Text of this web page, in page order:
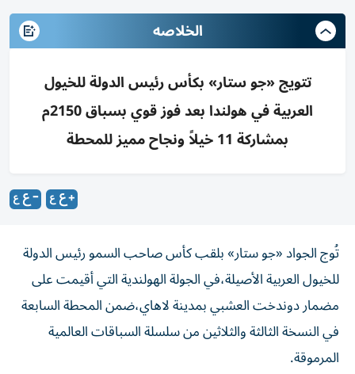
الخلاصه
تتويج «جو ستار» بكأس رئيس الدولة للخيول
العربية في هولندا بعد فوز قوي بسباق 2150م
بمشاركة 11 خيلاً ونجاح مميز للمحطة
تُوج الجواد «جو ستار» بلقب كأس صاحب السمو رئيس الدولة
للخيول العربية الأصيلة،في الجولة الهولندية التي أقيمت على
مضمار دوندخت العشبي بمدينة لاهاي،ضمن المحطة السابعة
في النسخة الثالثة والثلاثين من سلسلة السباقات العالمية
المرموقة.